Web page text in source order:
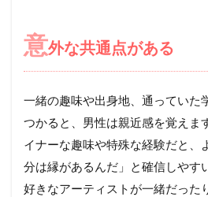
意外な共通点がある
一緒の趣味や出身地、通っていた
つかると、男性は親近感を覚えま
イナーな趣味や特殊な経験だと、
分は縁があるんだ」と確信しやす
好きなアーティストが一緒だった